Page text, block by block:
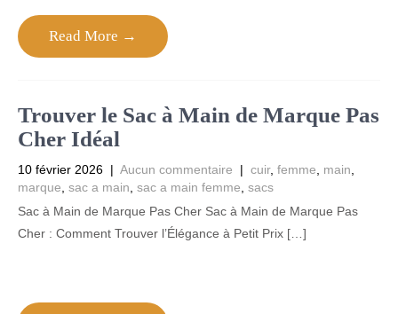
Read More →
Trouver le Sac à Main de Marque Pas
Cher Idéal
10 février 2026 | Aucun commentaire | cuir, femme main
marque sac a main sac a main femme sacs
Sac à Main de Marque Pas Cher Sac à Main de Marque Pas
Cher : Comment Trouver l’Élégance à Petit Prix […]